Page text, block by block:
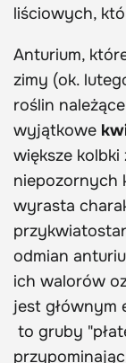
liściowych,
Anturium,
zimy (ok.
roślin
wyjątkowe
większe kolbki
niepozornych
wyrasta
odmian
ich walorów
jest głównym
to gruby